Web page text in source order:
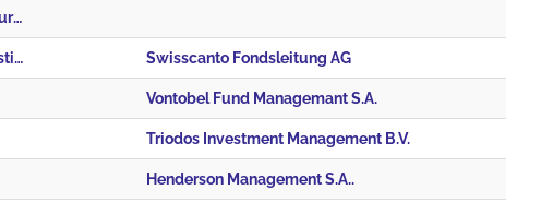
Julius Bär | Don’t blame AI – Renditen von 5 % sind nicht auf KI-Emissionen zurückzuführen
Swisscanto/ZKB | Korea nach dem KI-Crash: Ist jetzt der Zeitpunkt zum Einstieg? Swisscanto Fondsleitung AG
Vontobel Fund Managemant S.A.
Triodos Investment Management B.V.
Henderson Management S.A..